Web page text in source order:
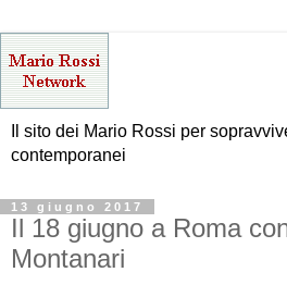
Il sito dei Mario Rossi per
contemporanei
13 giugno 2017
Il 18 giugno a Roma
Montanari